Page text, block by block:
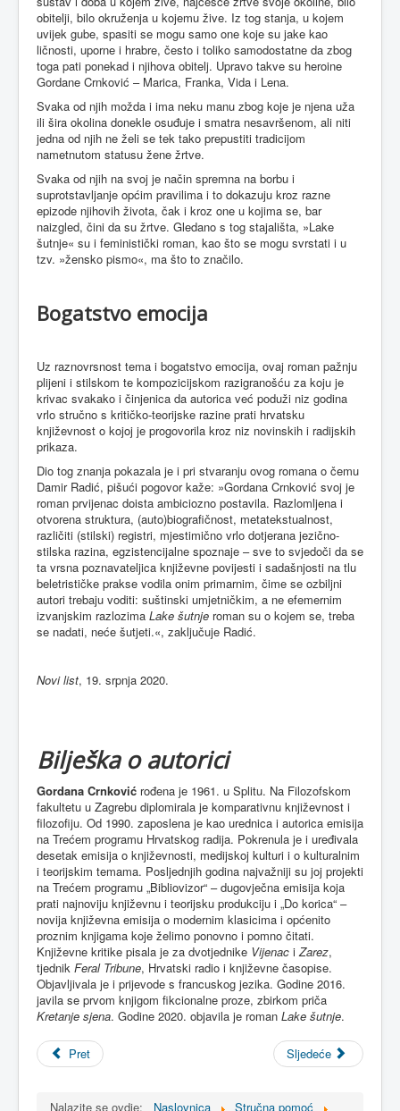
obitelji, bilo okruženja u kojemu žive. Iz tog stanja, u kojem
uvijek gube, spasiti se mogu samo one koje su jake kao
ličnosti, uporne i hrabre, često i toliko samodostatne da zbog
toga pati ponekad i njihova obitelj. Upravo takve su heroine
Gordane Crnković – Marica, Franka, Vida i Lena.
Svaka od njih možda i ima neku manu zbog koje je njena uža
ili šira okolina donekle osuđuje i smatra nesavršenom, ali niti
jedna od njih ne želi se tek tako prepustiti tradicijom
nametnutom statusu žene žrtve.
Svaka od njih na svoj je način spremna na borbu i
suprotstavljanje općim pravilima i to dokazuju kroz razne
epizode njihovih života, čak i kroz one u kojima se, bar
naizgled, čini da su žrtve. Gledano s tog stajališta, »Lake
šutnje« su i feministički roman, kao što se mogu svrstati i u
tzv. »žensko pismo«, ma što to značilo.
Bogatstvo emocija
Uz raznovrsnost tema i bogatstvo emocija, ovaj roman pažnju
plijeni i stilskom te kompozicijskom razigranošću za koju je
krivac svakako i činjenica da autorica već poduži niz godina
vrlo stručno s kritičko-teorijske razine prati hrvatsku
književnost o kojoj je progovorila kroz niz novinskih i radijskih
prikaza.
Dio tog znanja pokazala je i pri stvaranju ovog romana o čemu
Damir Radić, pišući pogovor kaže: »Gordana Crnković svoj je
roman prvijenac doista ambiciozno postavila. Razlomljena i
otvorena struktura, (auto)biografičnost, metatekstualnost,
različiti (stilski) registri, mjestimično vrlo dotjerana jezično-
stilska razina, egzistencijalne spoznaje – sve to svjedoči da se
ta vrsna poznavateljica književne povijesti i sadašnjosti na tlu
beletrističke prakse vodila onim primarnim, čime se ozbiljni
autori trebaju voditi: suštinski umjetničkim, a ne efemernim
izvanjskim razlozima Lake šutnje roman su o kojem se, treba
se nadati, neće šutjeti.«, zaključuje Radić.
Novi list, 19. srpnja 2020.
Bilješka o autorici
Gordana Crnković rođena je 1961. u Splitu. Na Filozofskom
fakultetu u Zagrebu diplomirala je komparativnu književnost i
filozofiju. Od 1990. zaposlena je kao urednica i autorica emisija
na Trećem programu Hrvatskog radija. Pokrenula je i uređivala
desetak emisija o književnosti, medijskoj kulturi i o kulturalnim
i teorijskim temama. Posljednjih godina najvažniji su joj projekti
na Trećem programu „Bibliovizor“ – dugovječna emisija koja
prati najnoviju književnu i teorijsku produkciju i „Do korica“ –
novija književna emisija o modernim klasicima i općenito
proznim knjigama koje želimo ponovno i pomno čitati.
Književne kritike pisala je za dvotjednike Vijenac iZarez,
tjednik Feral Tribune, Hrvatski radio i književne časopise.
Objavljivala je i prijevode s francuskog jezika. Godine 2016.
javila se prvom knjigom fikcionalne proze, zbirkom priča
Kretanje sjena. Godine 2020. objavila je roman Lake šutnje.
Pret Sljedeće
Nalazite se ovdje: Naslovnica Stručna pomoć